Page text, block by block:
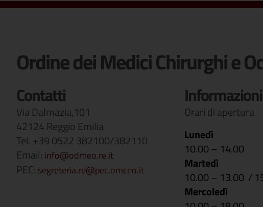
Ordine dei Medici Chirurghi e
Contatti
Via Dalmazia,101
42124 Reggio Emilia
Tel. +39 0522 382100/382110
Email: info@odmeo.re.it
PEC: segreteria.re@pec.omceo.it
Informazioni
Orari di apertura
Lunedì
10.00 – 14.00
Martedì
10.00 – 13.00 /
Mercoledì